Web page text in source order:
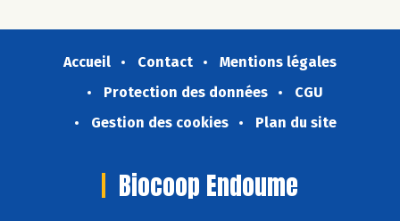
Accueil Contact
Mentions légales
Protection des données
CGU
Gestion des cookies
Plan du site
Biocoop Endoume